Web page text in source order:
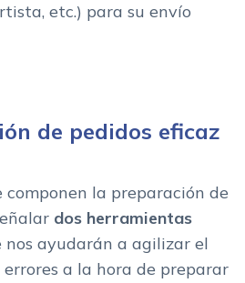
etc.) para su envío
de pedidos eficaz
componen la preparación de
dos herramientas
nos ayudarán a agilizar el
a la hora de preparar